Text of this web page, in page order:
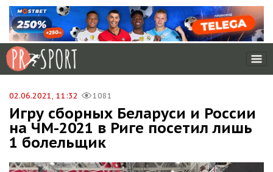
02.06.2021, 11:32 1081
Игру сборных Беларуси и России
на ЧМ-2021 в Риге посетил лишь
1 болельщик